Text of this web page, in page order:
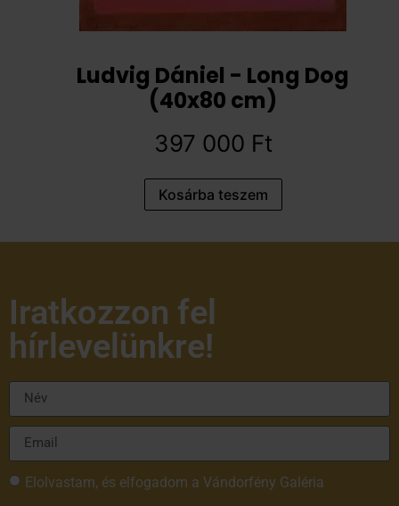
Ludvig Dániel - Long Dog
(40x80 cm)
397 000 Ft
Kosárba teszem
Iratkozzon fel
hírlevelünkre!
Elolvastam, és elfogadom a Vándorfény Galéria